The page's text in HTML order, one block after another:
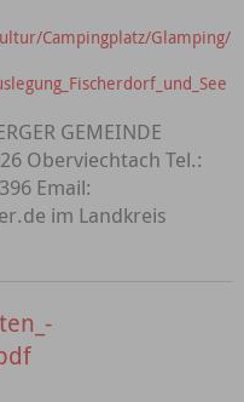
Campingplatz/Glamping/
GEMEINDE
Oberviechtach Tel.:
Email:
im Landkreis